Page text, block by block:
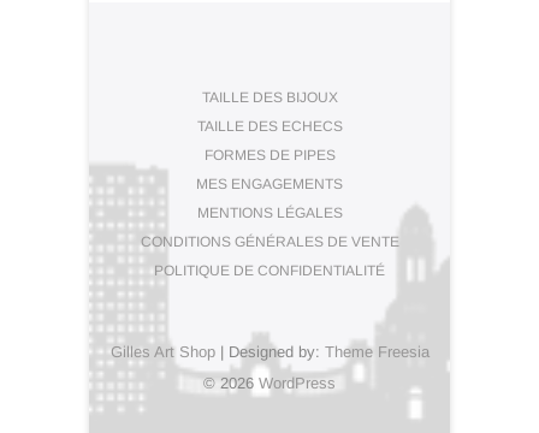
TAILLE DES BIJOUX
TAILLE DES ECHECS
FORMES DE PIPES
MES ENGAGEMENTS
MENTIONS LÉGALES
CONDITIONS GÉNÉRALES DE VENTE
POLITIQUE DE CONFIDENTIALITÉ
Gilles Art Shop| Designed by: Theme Freesia
© 2026 WordPress